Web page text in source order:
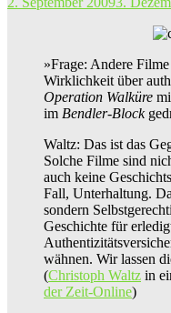
»Frage: Andere
Wirklichkeit über
Operation Walküre
im Bendler-Block
Waltz: Das ist das
Solche Filme sind
auch keine
Fall, Unterhaltung.
sondern
Geschichte für
wähnen. Wir lassen
(Christoph Waltz in
der Zeit-Online)